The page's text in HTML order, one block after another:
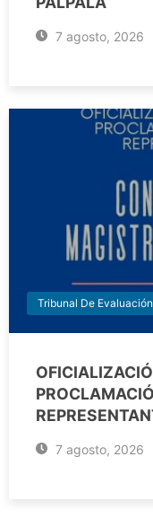
7 agosto, 2026
Tribunal De Evaluación
7 agosto, 2026